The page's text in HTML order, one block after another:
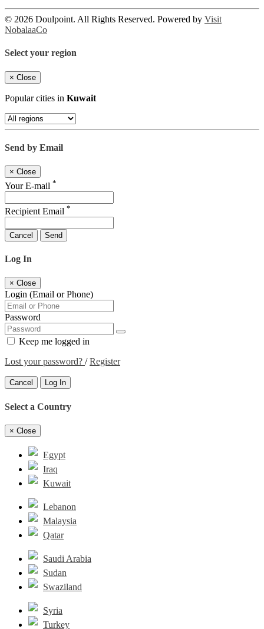
© 2026 Doulpoint. All Rights Reserved. Powered by Visit
NobalaaCo
Select your region
× Close
Popular cities in Kuwait
Send by Email
× Close
Your E-mail *
Recipient Email *
Cancel Send
Log In
× Close
Login (Email or Phone)
Password
Keep me logged in
Lost your password? /Register
Cancel Log In
Select a Country
× Close
Egypt
Iraq
Kuwait
Lebanon
Malaysia
Qatar
Saudi Arabia
Sudan
Swaziland
Syria
Turkey